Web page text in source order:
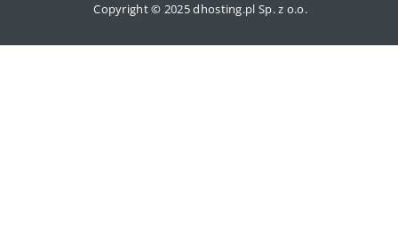
Copyright © 2025 dhosting.pl Sp. z o.o.